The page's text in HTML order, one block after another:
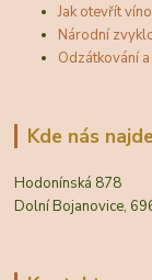
Jak otevřít
Národní
Odzátkování
Kde nás
Hodonínská 878
Dolní Bojanovice,